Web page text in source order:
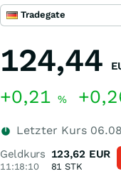
Tradegate
124,44
+0,21 %
Letzter Kurs
Geldkurs
11:18:10
123,62 EUR
81 STK